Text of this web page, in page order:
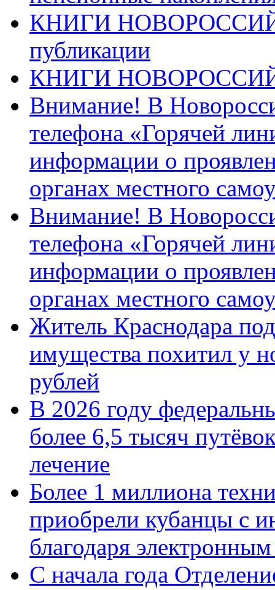
КНИГИ
публикации
КНИГИ
Внимание! В
телефона «Горячей
информации о
органах местного
Внимание! В
телефона «Горячей
информации о
органах местного
Житель Краснодара
имущества похитил у
рублей
В 2026 году
более 6,5 тысяч
лечение
Более 1 миллиона
приобрели кубанцы с
благодаря
С начала года